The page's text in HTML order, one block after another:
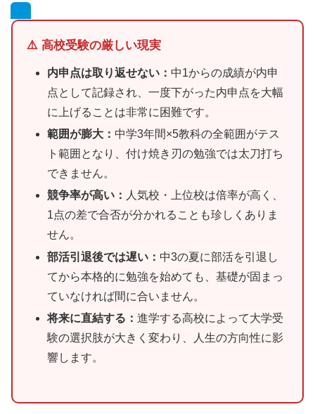
⚠️ 高校受験の厳しい現実
内申点は取り返せない： 中1からの成績が内申
点として記録され、一度下がった内申点を大幅
に上げることは非常に困難です。
範囲が膨大： 中学3年間×5教科の全範囲がテス
ト範囲となり、付け焼き刃の勉強では太刀打ち
できません。
競争率が高い： 人気校・上位校は倍率が高く、
1点の差で合否が分かれることも珍しくありま
せん。
部活引退後では遅い： 中3の夏に部活を引退し
てから本格的に勉強を始めても、基礎が固まっ
ていなければ間に合いません。
将来に直結する：進学する高校によって大学受
験の選択肢が大きく変わり、人生の方向性に影
響します。